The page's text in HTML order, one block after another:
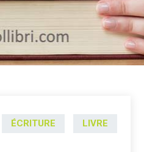
ÉCRITURE LIVRE